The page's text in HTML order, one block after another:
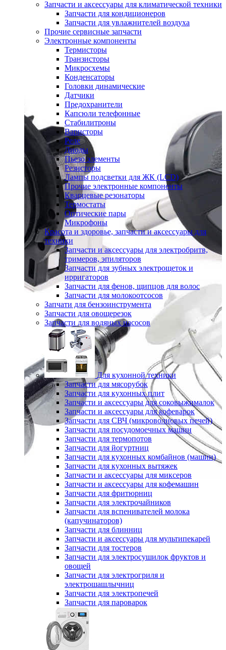
Запчасти и аксессуары для климатической техники
Запчасти для кондиционеров
Запчасти для увлажнителей воздуха
Прочие сервисные запчасти
Электронные компоненты
Термисторы
Транзисторы
Микросхемы
Конденсаторы
Головки динамические
Датчики
Предохранители
Капсюли телефонные
Стабилитроны
Варисторы
Реле
Диоды
Пьезо элементы
Резисторы
Лампы подсветки для ЖК (LCD)
Прочие электронные компоненты
Кварцевые резонаторы
Термостаты
Оптические пары
Микрофоны
Красота и здоровье, запчасти и аксессуары для
техники
Запчасти и аксессуары для электробритв,
тримеров, эпиляторов
Запчасти для зубных электрощеток и
ирригаторов
Запчасти для фенов, щипцов для волос
Запчасти для молокоотсосов
Запчати для бензоинструмента
Запчасти для овощерезок
Запчасти для водяных насосов
Для кухонной техники
Запчасти для мясорубок
Запчасти для кухонных плит
Запчасти и аксессуары для соковыжималок
Запчасти и аксессуары для кофеварок
Запчасти для СВЧ (микроволновых печей)
Запчасти для посудомоечных машин
Запчасти для термопотов
Запчасти для йогуртниц
Запчасти для кухонных комбайнов (машин)
Запчасти для кухонных вытяжек
Запчасти и аксессуары для миксеров
Запчасти и аксессуары для кофемашин
Запчасти для фритюрниц
Запчасти для электрочайников
Запчасти для вспенивателей молока
(капучинаторов)
Запчасти для блинниц
Запчасти и аксессуары для мультипекарей
Запчасти для тостеров
Запчасти для электросушилок фруктов и
овощей
Запчасти для электрогриля и
электрошашлычниц
Запчасти для электропечей
Запчасти для пароварок